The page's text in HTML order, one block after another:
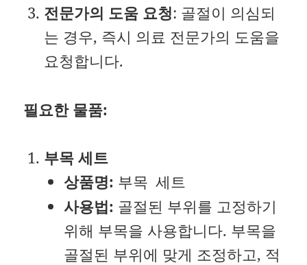
전문가의 도움 요청: 골절이 의심되
는 경우, 즉시 의료 전문가의 도움을
요청합니다.
필요한 물품:
부목 세트
상품명: 부목 세트
사용법: 골절된 부위를 고정하기
위해 부목을 사용합니다. 부목을
골절된 부위에 맞게 조정하고, 적